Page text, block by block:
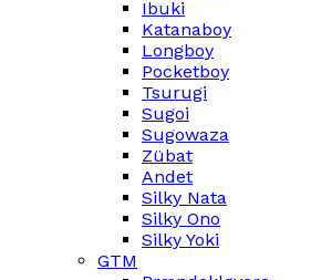
Ibuki
Katanaboy
Longboy
Pocketboy
Tsurugi
Sugoi
Sugowaza
Zübat
Andet
Silky Nata
Silky Ono
Silky Yoki
GTM